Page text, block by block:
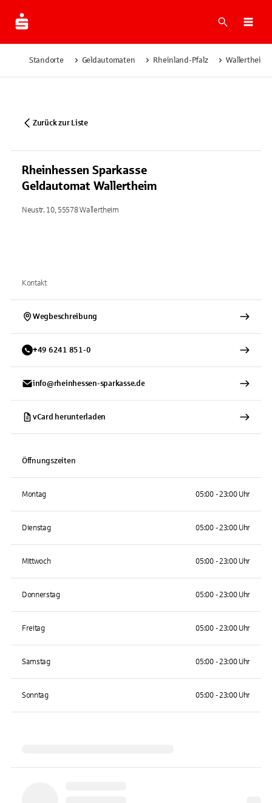
Suche
Standorte Geldautomaten Rheinland-Pfalz Wallertheim
Zurück zur Liste
Rheinhessen Sparkasse
Geldautomat Wallertheim
Neustr. 10, 55578 Wallertheim
Kontakt
Wegbeschreibung
+49 6241 851-0
info@rheinhessen-sparkasse.de
vCard herunterladen
Öffnungszeiten
Montag 05:00 - 23:00 Uhr
Dienstag 05:00 - 23:00 Uhr
Mittwoch 05:00 - 23:00 Uhr
Donnerstag 05:00 - 23:00 Uhr
Freitag 05:00 - 23:00 Uhr
Samstag 05:00 - 23:00 Uhr
Sonntag 05:00 - 23:00 Uhr